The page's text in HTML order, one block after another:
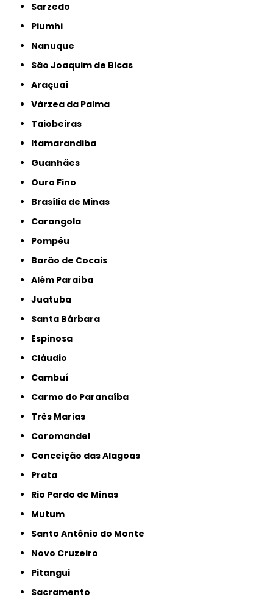
Sarzedo
Piumhi
Nanuque
São Joaquim de Bicas
Araçuaí
Várzea da Palma
Taiobeiras
Itamarandiba
Guanhães
Ouro Fino
Brasília de Minas
Carangola
Pompéu
Barão de Cocais
Além Paraíba
Juatuba
Santa Bárbara
Espinosa
Cláudio
Cambuí
Carmo do Paranaíba
Três Marias
Coromandel
Conceição das Alagoas
Prata
Rio Pardo de Minas
Mutum
Santo Antônio do Monte
Novo Cruzeiro
Pitangui
Sacramento